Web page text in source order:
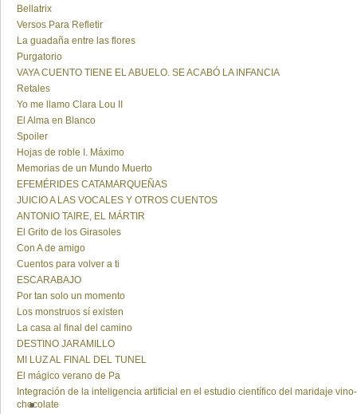
Bellatrix
Versos Para Refletir
La guadaña entre las flores
Purgatorio
VAYA CUENTO TIENE EL ABUELO. SE ACABÓ LA INFANCIA
Retales
Yo me llamo Clara Lou II
El Alma en Blanco
Spoiler
Hojas de roble I. Máximo
Memorias de un Mundo Muerto
EFEMÉRIDES CATAMARQUEÑAS
JUICIO A LAS VOCALES Y OTROS CUENTOS
ANTONIO TAIRE, EL MÁRTIR
El Grito de los Girasoles
Con A de amigo
Cuentos para volver a ti
ESCARABAJO
Por tan solo un momento
Los monstruos sí existen
La casa al final del camino
DESTINO JARAMILLO
MI LUZ AL FINAL DEL TUNEL
El mágico verano de Pa
Integración de la inteligencia artificial en el estudio científico del maridaje vino-
chocolate